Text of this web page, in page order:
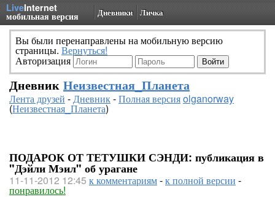
LiveInternet
мобильная версия Дневники Личка
Вы были перенаправлены на мобильную версию
страницы. Вернуться!
Авторизация
Дневник Неизвестная_Планета
Лента друзей -Дневник-Полная версияolganorway
(Неизвестная_Планета)
ПОДАРОК ОТ ТЕТУШКИ СЭНДИ: публикация в
"Дэйли Мэил" об урагане
11-11-2012 12:45 к комментариям-к полной версии -
понравилось!